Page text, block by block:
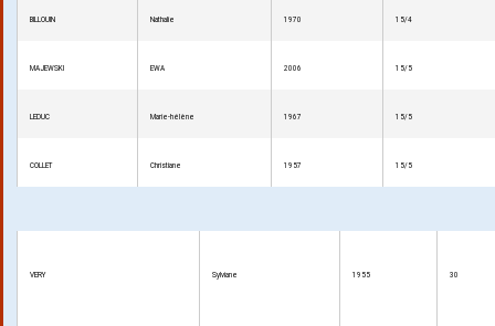
BILLOUIN Nathalie 1970 15/4
MAJEWSKI EWA 2006 15/5
LEDUC Marie-hélène 1967 15/5
COLLET Christiane 1957 15/5
VERY Sylviane 1955 30